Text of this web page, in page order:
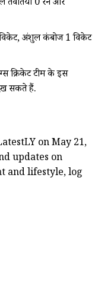
तेवतिया 0 रन और
अंशुल कंबोज 1 विकेट
क्रिकेट टीम के इस
सकते हैं.
on May 21,
updates on
and lifestyle, log